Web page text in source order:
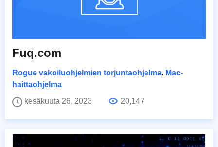
Fuq.com
Rogue vakoiluohjelmien torjuntaohjelma, Mac-
haittaohjelma
kesäkuuta 26, 2023
20,147